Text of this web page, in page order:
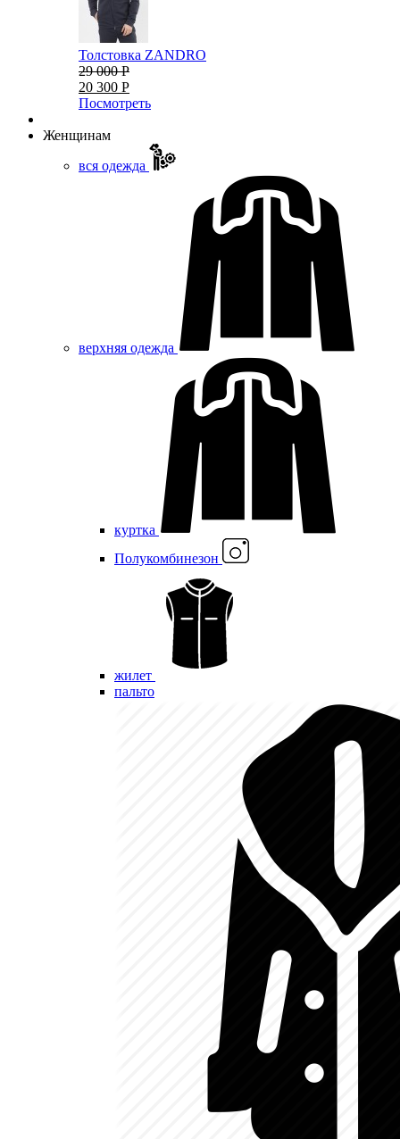
Толстовка ZANDRO
29 000 Р
20 300 Р
Посмотреть
Женщинам
вся одежда
верхняя одежда
куртка
Полукомбинезон
жилет
пальто